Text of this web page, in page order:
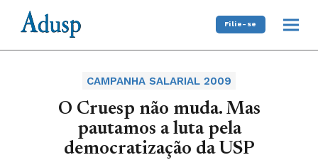
Filie-se
CAMPANHA SALARIAL 2009
O Cruesp não muda. Mas
pautamos a luta pela
democratização da USP